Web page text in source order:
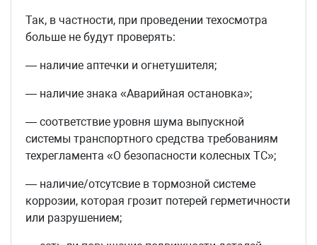
Так, в частности, при проведении техосмотра
больше не будут проверять:
— наличие аптечки и огнетушителя;
— наличие знака «Аварийная остановка»;
— соответствие уровня шума выпускной
системы транспортного средства требованиям
техрегламента «О безопасности колесных ТС»;
— наличие/отсутсвие в тормозной системе
коррозии, которая грозит потерей герметичности
или разрушением;